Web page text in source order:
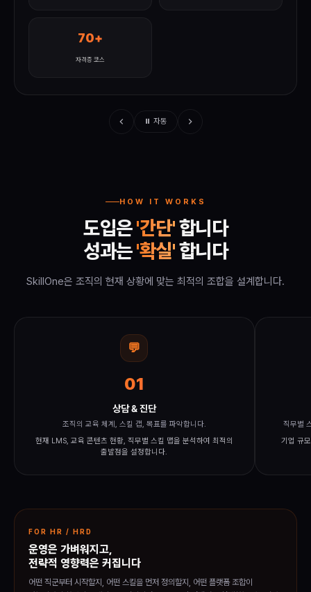
70+
자격증 코스
⏸ 자동
HOW IT WORKS
도입은'간단'합니다
성과는'확실'합니다
SkillOne은 조직의 현재 상황에 맞는 최적의 조합을 설계합니다.
💬
01
상담 & 진단
조직의 교육 체계, 스킬 갭, 목표를 파악합니다.
현재 LMS, 교육 콘텐츠 현황, 직무별 스킬 맵을 분석하여 최적의
출발점을 설정합니다.
직무별
기업 규
FOR HR / HRD
운영은 가벼워지고,
전략적 영향력은 커집니다
어떤 직군부터 시작할지, 어떤 스킬을 먼저 정의할지, 어떤 플랫폼 조합이